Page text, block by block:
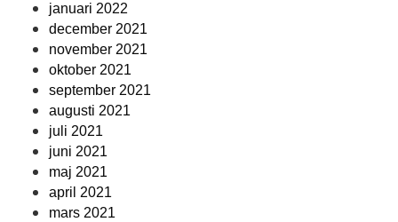
januari 2022
december 2021
november 2021
oktober 2021
september 2021
augusti 2021
juli 2021
juni 2021
maj 2021
april 2021
mars 2021